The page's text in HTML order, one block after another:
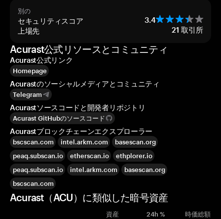
別の
セキュリティスコア 3.4
上場先 21 取引所
Acurast公式リソースとコミュニティ
Acurast公式リンク
Homepage
Acurastのソーシャルメディアとコミュニティ
Telegram
Acurastソースコードと開発者リポジトリ
Acurast GitHubのソースコード
Acurastブロックチェーンエクスプローラー
bscscan.com intel.arkm.com
basescan.org
peaq.subscan.io
etherscan.io
ethplorer.io
peaq.subscan.io
intel.arkm.com
basescan.org
bscscan.com
Acurast（ACU）に類似した暗号資産
資産 24h % 時価総額